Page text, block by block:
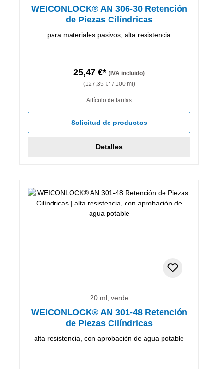
WEICONLOCK® AN 306-30 Retención
de Piezas Cilíndricas
para materiales pasivos, alta resistencia
25,47 €* (IVA incluido)
(127,35 €* / 100 ml)
Artículo de tarifas
Solicitud de productos
Detalles
20 ml, verde
WEICONLOCK® AN 301-48 Retención
de Piezas Cilíndricas
alta resistencia, con aprobación de agua potable